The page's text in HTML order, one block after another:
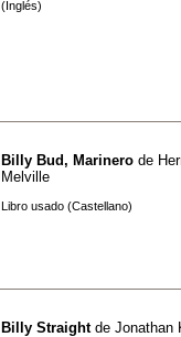
(Inglés)
Billy Bud, Marinero de
Melville
Libro usado (Castellano)
Billy Straightde Jonathan